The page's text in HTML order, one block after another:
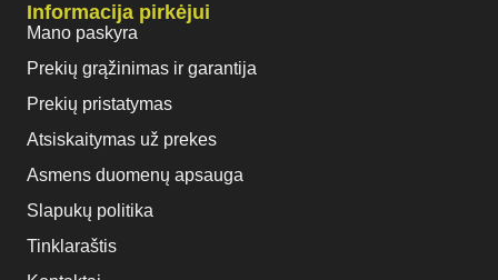
Informacija pirkėjui
Mano paskyra
Prekių grąžinimas ir garantija
Prekių pristatymas
Atsiskaitymas už prekes
Asmens duomenų apsauga
Slapukų politika
Tinklaraštis